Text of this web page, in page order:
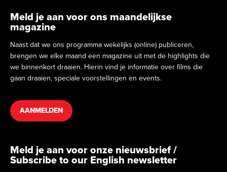
Meld je aan voor ons maandelijkse
magazine
Naast dat we ons programma wekelijks (online) publiceren,
brengen we elke maand een magazine uit met de highlights die
we binnenkort draaien. Hierin vind je informatie over films die
gaan draaien, speciale voorstellingen en events.
AANMELDEN
Meld je aan voor onze nieuwsbrief /
Subscribe to our English newsletter